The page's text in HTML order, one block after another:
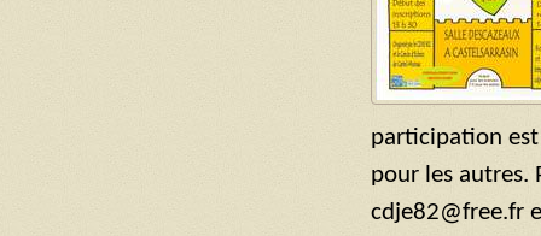
participation est
pour les autres.
cdje82@free.fr